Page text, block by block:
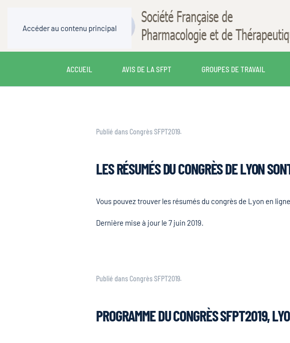
Accéder au contenu principal
ACCUEIL AVIS DE LA SFPT GROUPES DE TRAVAIL
Publié dansCongrès SFPT2019.
LES RÉSUMÉS DU CONGRÈS DE LYON
Vous pouvez trouver les résumés du congrès de Lyon en
Dernière mise à jour le 7 juin 2019.
Publié dansCongrès SFPT2019.
PROGRAMME DU CONGRÈS SFPT2019,